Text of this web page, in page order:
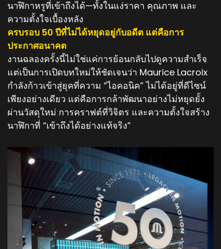
นาฬิกาหรูที่เข้าถึงได้—ทั้งในแง่ราคา คุณภาพ และ
ความตั้งใจเบื้องหลัง
ครบรอบ 50 ปีที่ไม่ได้หยุดอยู่กับอดีต แต่คือการ
ประกาศอนาคต
งานฉลองครั้งนี้ไม่ใช่แค่การย้อนกลับไปดูความสำเร็จ
แต่เป็นการเปิดบทใหม่ให้ชัดเจนว่า Maurice Lacroix
กำลังก้าวเข้าสู่ยุคที่ความ “ไอคอนิค” ไม่ได้อยู่ที่ดีไซน์
เพียงอย่างเดียว แต่คือการกล้าพัฒนาอย่างไม่หยุดยั้ง
ผ่านวัสดุใหม่ การคราฟต์ที่วิจิตร และความตั้งใจสร้าง
นาฬิกาที่ “เข้าถึงได้อย่างแท้จริง”